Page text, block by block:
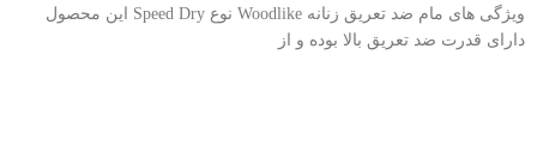
ویژگی های مام ضد تعریق زنانه Woodlike نوع Speed Dry این محصول
دارای قدرت ضد تعریق بالا بوده و از